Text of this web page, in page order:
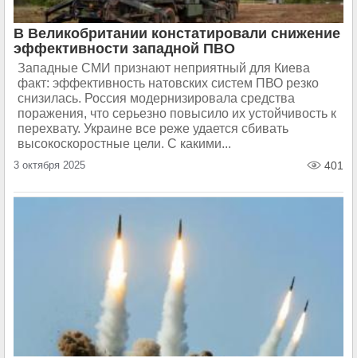
В Великобритании констатировали снижение
эффективности западной ПВО
Западные СМИ признают неприятный для Киева
факт: эффективность натовских систем ПВО резко
снизилась. Россия модернизировала средства
поражения, что серьезно повысило их устойчивость к
перехвату. Украине все реже удается сбивать
высокоскоростные цели. С какими...
3 октября 2025 401